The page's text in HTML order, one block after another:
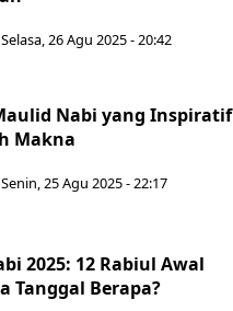
Selasa, 26 Agu 2025 - 20:42
Nabi yang Inspiratif
Makna
Senin, 25 Agu 2025 - 22:17
2025: 12 Rabiul Awal
Tanggal Berapa?